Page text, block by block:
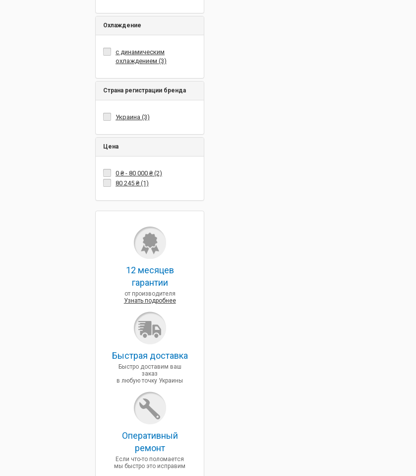
Охлаждение
с динамическим
охлаждением (3)
Страна регистрации бренда
Украина (3)
Цена
0 ₴- 80 000 ₴(2)
80 245 ₴(1)
12 месяцев
гарантии
от производителя
Узнать подробнее
Быcтрая доставка
Быстро доставим ваш
заказ
в любую точку Украины
Оперативный
ремонт
Если что-то поломается
мы быстро это исправим